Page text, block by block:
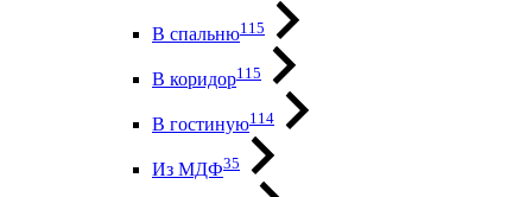
В спальню115
В коридор115
В гостиную114
Из МДФ35